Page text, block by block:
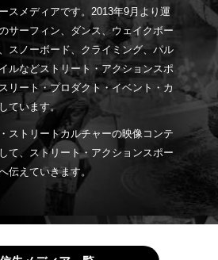
スメディアです。2013年9月より運
サーフィン、ダンス、ウェイクボー
スノーボード、クライミング、パル
ルなどストリート・アクションスポ
リート・プロダクト・イベント・カ
ています。
ストリートカルチャーの映像コンテ
て、ストリート・アクションスポー
伝えていきます。